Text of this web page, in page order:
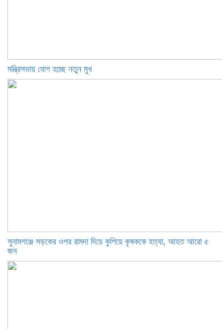
মন্ত্রিসভায় যোগ হচ্ছে নতুন মুখ
সুনামগঞ্জে সড়কের ওপর রামদা দিয়ে কুপিয়ে কৃষককে হত্যা, আহত আরো ৫
জন